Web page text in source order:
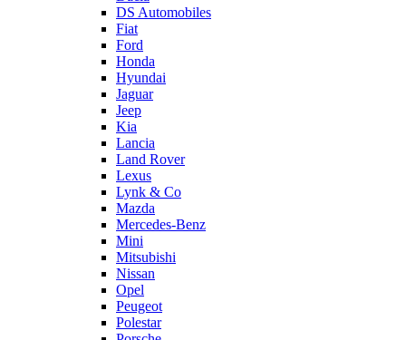
DS Automobiles
Fiat
Ford
Honda
Hyundai
Jaguar
Jeep
Kia
Lancia
Land Rover
Lexus
Lynk & Co
Mazda
Mercedes-Benz
Mini
Mitsubishi
Nissan
Opel
Peugeot
Polestar